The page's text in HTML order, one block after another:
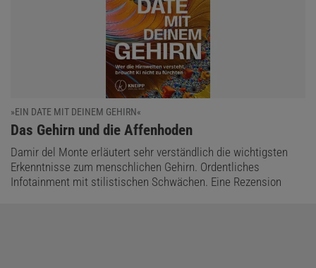
»EIN DATE MIT DEINEM GEHIRN«
:
Das Gehirn und die Affenhoden
Damir del Monte erläutert sehr verständlich die wichtigsten
Erkenntnisse zum menschlichen Gehirn. Ordentliches
Infotainment mit stilistischen Schwächen. Eine Rezension